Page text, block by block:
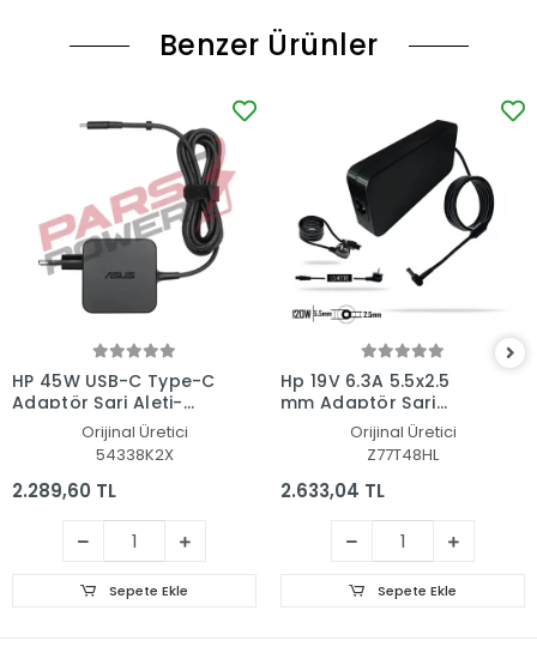
Benzer Ürünler
HP 45W USB-C Type-C
Adaptör Şarj Aleti-
Orijinal Üretici
54338K2X
2.289,60 TL
Sepete Ekle
Hp 19V 6.3A 5.5x2.5
mm Adaptör Şarj
Aleti-CihazıOrijinal Üretici
Z77T48HL
2.633,04 TL
Sepete Ekle